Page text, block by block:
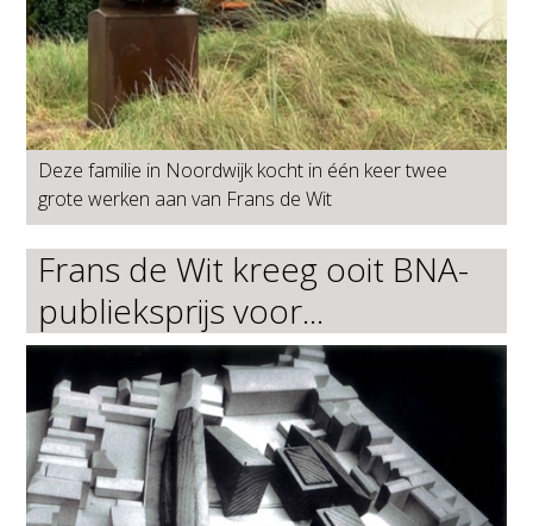
Deze familie in Noordwijk kocht in één keer twee
grote werken aan van Frans de Wit
Frans de Wit kreeg ooit BNA-
publieksprijs voor...